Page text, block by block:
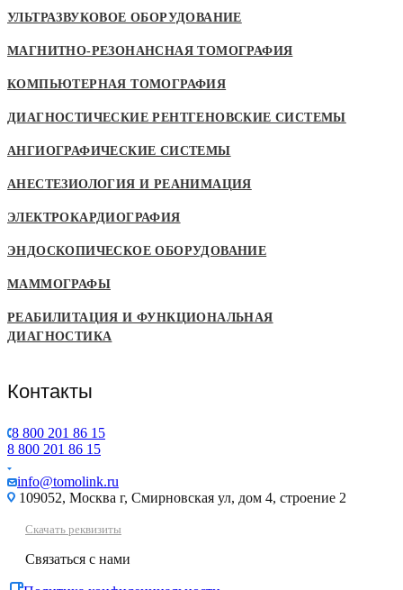
УЛЬТРАЗВУКОВОЕ ОБОРУДОВАНИЕ
МАГНИТНО-РЕЗОНАНСНАЯ ТОМОГРАФИЯ
КОМПЬЮТЕРНАЯ ТОМОГРАФИЯ
ДИАГНОСТИЧЕСКИЕ РЕНТГЕНОВСКИЕ СИСТЕМЫ
АНГИОГРАФИЧЕСКИЕ СИСТЕМЫ
АНЕСТЕЗИОЛОГИЯ И РЕАНИМАЦИЯ
ЭЛЕКТРОКАРДИОГРАФИЯ
ЭНДОСКОПИЧЕСКОЕ ОБОРУДОВАНИЕ
МАММОГРАФЫ
РЕАБИЛИТАЦИЯ И ФУНКЦИОНАЛЬНАЯ
ДИАГНОСТИКА
Контакты
8 800 201 86 15
8 800 201 86 15
info@tomolink.ru
109052, Москва г, Смирновская ул, дом 4, строение 2
Скачать реквизиты
Связаться с нами